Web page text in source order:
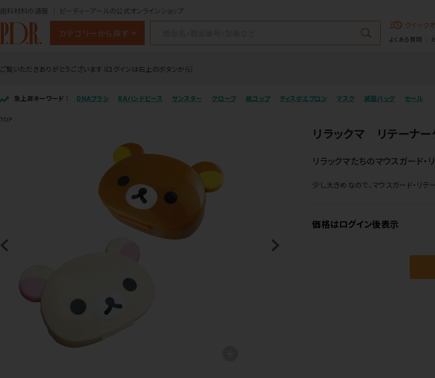
歯科材料の通販 ピーディーアールの公式オンラインショップ
カテゴリーから探す
クイック
よくある質問
ご覧いただきありがとうございます（ログインは右上のボタンから）
急上昇キーワード ： DNAブラシ BAハンドピース サンスター グローブ 紙コップ ディスポエプロン マスク 滅菌バッグ セール
TOP
リラックマ リテーナー
リラックマたちのマウスガード・
少し大きめなので、マウスガード・リ
価格はログイン後表示